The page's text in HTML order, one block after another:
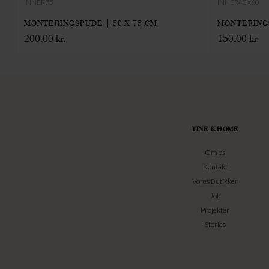
INNER75
MONTERINGSPUDE | 50 X 75 CM
200,00 kr.
INNER40X60
150,00 kr.
TINE K HOME
Om os
Kontakt
Vores Butikker
Job
Projekter
Stories